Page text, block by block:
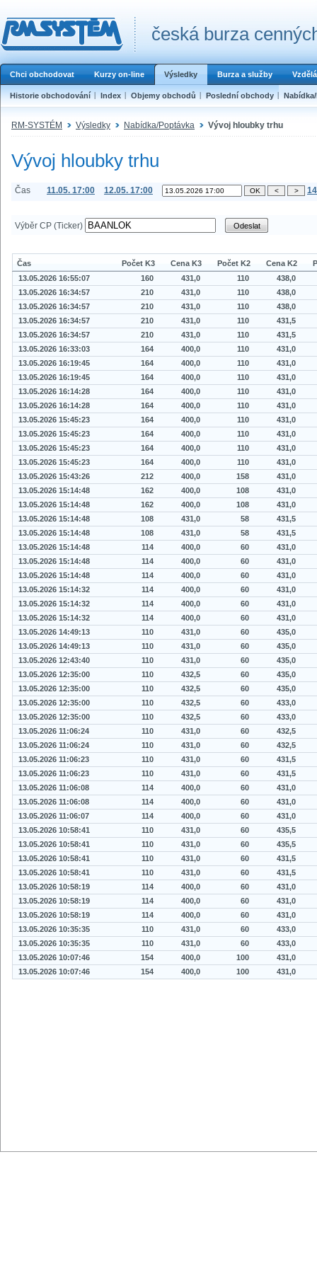
česká burza
Chci obchodovat Kurzy on-line Výsledky Burza a služby
Historie obchodování Index Objemy obchodů Poslední obchody
RM-SYSTÉM Výsledky Nabídka/Poptávka Vývoj hloubky trhu
Vývoj hloubky trhu
Čas 11.05. 17:00 12.05. 17:00
Výběr CP (Ticker)
Čas Počet K3 Cena K3 Počet K2 Cena K2
13.05.2026 16:55:07
160 431,0 110
438,0
13.05.2026 16:34:57
210 431,0 110
438,0
13.05.2026 16:34:57
210 431,0 110
438,0
13.05.2026 16:34:57
210 431,0 110
431,5
13.05.2026 16:34:57
210 431,0 110
431,5
13.05.2026 16:33:03
164 400,0 110
431,0
13.05.2026 16:19:45
164 400,0 110
431,0
13.05.2026 16:19:45
164 400,0 110
431,0
13.05.2026 16:14:28
164 400,0 110
431,0
13.05.2026 16:14:28
164 400,0 110
431,0
13.05.2026 15:45:23
164 400,0 110
431,0
13.05.2026 15:45:23
164 400,0 110
431,0
13.05.2026 15:45:23
164 400,0 110
431,0
13.05.2026 15:45:23
164 400,0 110
431,0
13.05.2026 15:43:26
212 400,0 158
431,0
13.05.2026 15:14:48
162 400,0 108
431,0
13.05.2026 15:14:48
162 400,0 108
431,0
13.05.2026 15:14:48
108 431,0 58
431,5
13.05.2026 15:14:48
108 431,0 58
431,5
13.05.2026 15:14:48
114 400,0 60
431,0
13.05.2026 15:14:48
114 400,0 60
431,0
13.05.2026 15:14:48
114 400,0 60
431,0
13.05.2026 15:14:32
114 400,0 60
431,0
13.05.2026 15:14:32
114 400,0 60
431,0
13.05.2026 15:14:32
114 400,0 60
431,0
13.05.2026 14:49:13
110 431,0 60
435,0
13.05.2026 14:49:13
110 431,0 60
435,0
13.05.2026 12:43:40
110 431,0 60
435,0
13.05.2026 12:35:00
110 432,5 60
435,0
13.05.2026 12:35:00
110 432,5 60
435,0
13.05.2026 12:35:00
110 432,5 60
433,0
13.05.2026 12:35:00
110 432,5 60
433,0
13.05.2026 11:06:24
110 431,0 60
432,5
13.05.2026 11:06:24
110 431,0 60
432,5
13.05.2026 11:06:23
110 431,0 60
431,5
13.05.2026 11:06:23
110 431,0 60
431,5
13.05.2026 11:06:08
114 400,0 60
431,0
13.05.2026 11:06:08
114 400,0 60
431,0
13.05.2026 11:06:07
114 400,0 60
431,0
13.05.2026 10:58:41
110 431,0 60
435,5
13.05.2026 10:58:41
110 431,0 60
435,5
13.05.2026 10:58:41
110 431,0 60
431,5
13.05.2026 10:58:41
110 431,0 60
431,5
13.05.2026 10:58:19
114 400,0 60
431,0
13.05.2026 10:58:19
114 400,0 60
431,0
13.05.2026 10:58:19
114 400,0 60
431,0
13.05.2026 10:35:35
110 431,0 60
433,0
13.05.2026 10:35:35
110 431,0 60
433,0
13.05.2026 10:07:46
154 400,0 100
431,0
13.05.2026 10:07:46
154 400,0 100 431,0